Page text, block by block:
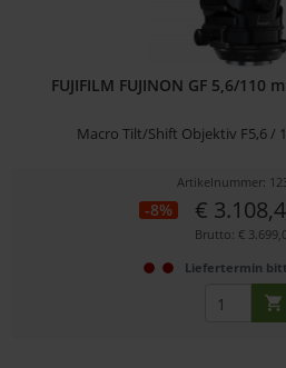
FUJIFILM FUJINON GF 5,6/110
Macro Tilt/Shift Objektiv F5,6 /
Artikelnummer:
-8% €
Brutto: €
Liefertermin